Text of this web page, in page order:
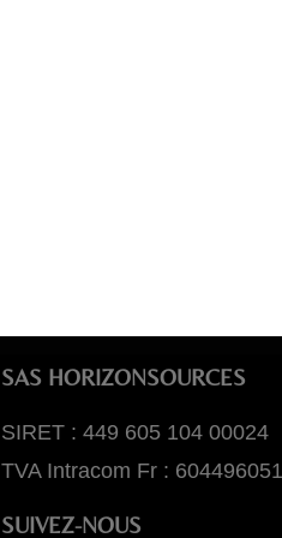
SAS HORIZONSOURCES
SIRET : 449 605 104 00024
TVA Intracom Fr :
SUIVEZ-NOUS